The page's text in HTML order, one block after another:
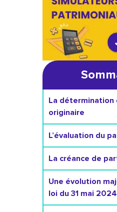
La détermination
originaire
L’évaluation du
La créance de
Une évolution
loi du 31 mai 2024